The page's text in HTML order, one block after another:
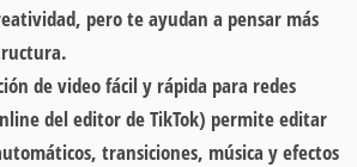
pero te ayudan a pensar más
de video fácil y rápida para redes
del editor de TikTok) permite editar
transiciones, música y efectos